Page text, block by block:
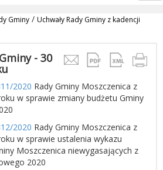
Gminy / Uchwały Rady Gminy z kadencji
- 30
2020 Rady Gminy Moszczenica z
w sprawie zmiany budżetu Gminy
2020 Rady Gminy Moszczenica z
w sprawie ustalenia wykazu
Moszczenica niewygasających z
2020